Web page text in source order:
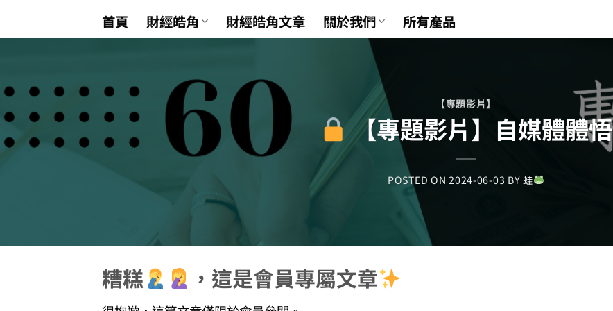
首頁 財經皓角 財經皓角文章 關於我們 所有產品
【專題影片】
【專題影片】自媒體體悟
POSTED ON2024-06-03 BY 蛙
糟糕 ，這是會員專屬文章